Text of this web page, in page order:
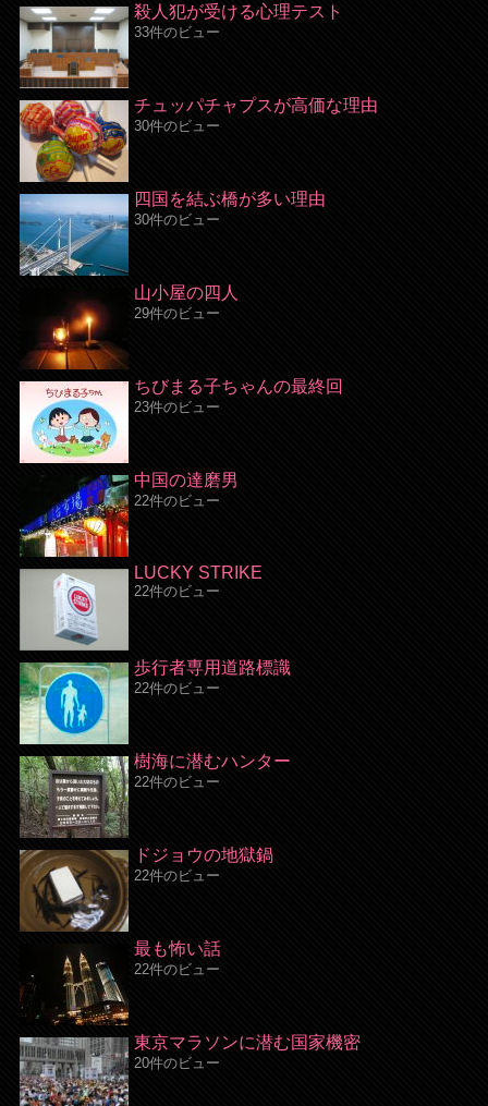
殺人犯が受ける心理テスト
33件のビュー
チュッパチャプスが高価な理由
30件のビュー
四国を結ぶ橋が多い理由
30件のビュー
山小屋の四人
29件のビュー
ちびまる子ちゃんの最終回
23件のビュー
中国の達磨男
22件のビュー
LUCKY STRIKE
22件のビュー
歩行者専用道路標識
22件のビュー
樹海に潜むハンター
22件のビュー
ドジョウの地獄鍋
22件のビュー
最も怖い話
22件のビュー
東京マラソンに潜む国家機密
20件のビュー